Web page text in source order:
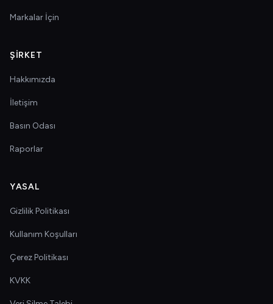
Markalar İçin
ŞIRKET
Hakkımızda
İletişim
Basın Odası
Raporlar
YASAL
Gizlilik Politikası
Kullanım Koşulları
Çerez Politikası
KVKK